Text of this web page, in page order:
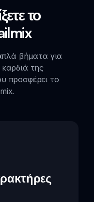
το
βήματα για
της
προσφέρει το